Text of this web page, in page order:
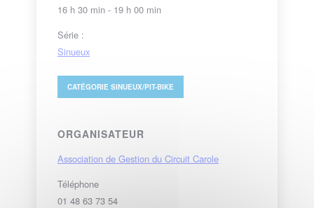
16 h 30 min - 19 h 00 min
Série :
Sinueux
CATÉGORIESINUEUX/PIT-BIKE
ORGANISATEUR
Association de Gestion du Circuit Carole
Téléphone
01 48 63 73 54